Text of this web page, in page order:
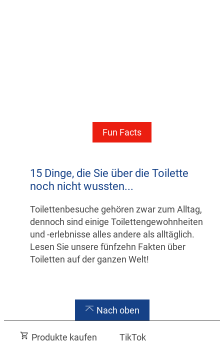
Fun Facts
15 Dinge, die Sie über die Toilette
noch nicht wussten...
Toilettenbesuche gehören zwar zum Alltag,
dennoch sind einige Toilettengewohnheiten
und -erlebnisse alles andere als alltäglich.
Lesen Sie unsere fünfzehn Fakten über
Toiletten auf der ganzen Welt!
Nach oben
Produkte kaufen TikTok